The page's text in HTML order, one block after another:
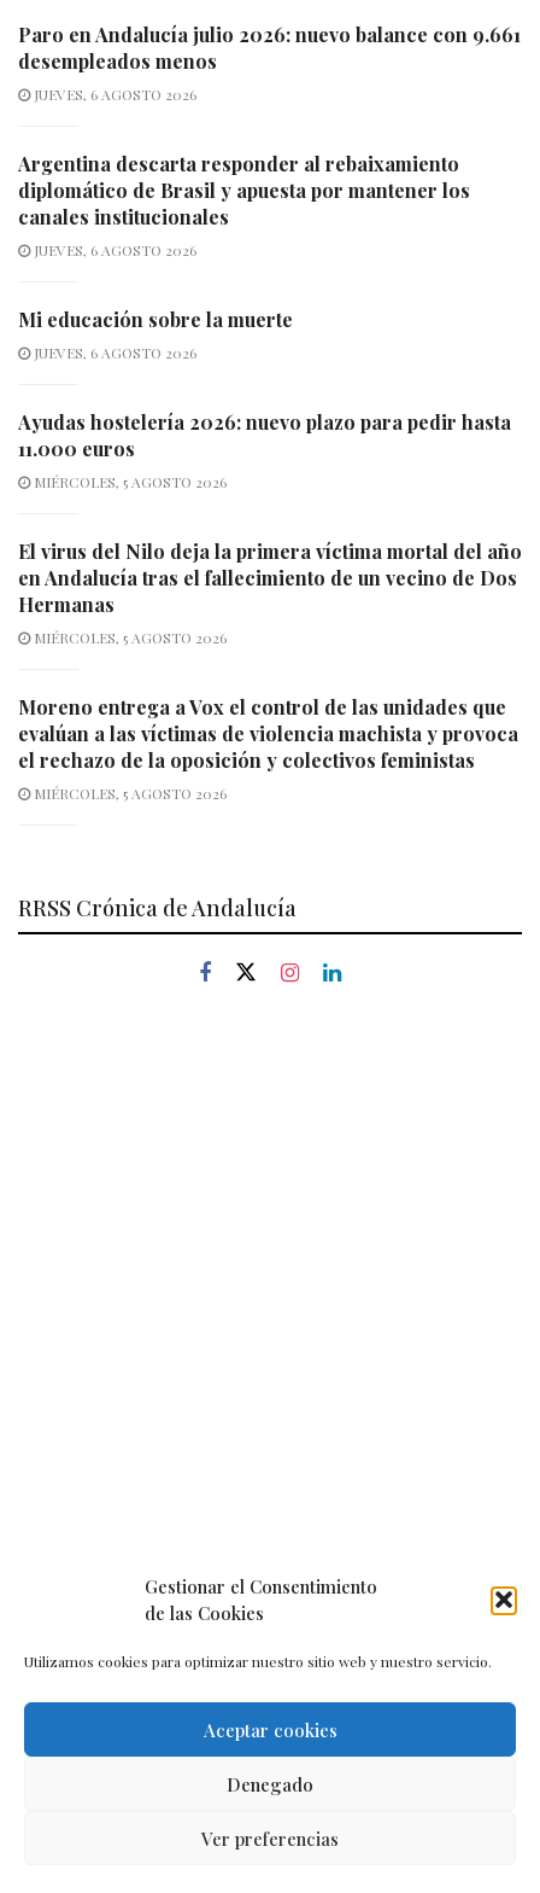
Gestionar el Consentimiento
de las Cookies
Utilizamos cookies para optimizar nuestro sitio web y nuestro servicio.
Aceptar cookies
Denegado
Ver preferencias
Paro en Andalucía julio 2026: nuevo balance con 9.661
desempleados menos
JUEVES, 6 AGOSTO 2026
Argentina descarta responder al rebaixamiento
diplomático de Brasil y apuesta por mantener los
canales institucionales
JUEVES, 6 AGOSTO 2026
Mi educación sobre la muerte
JUEVES, 6 AGOSTO 2026
Ayudas hostelería 2026: nuevo plazo para pedir hasta
11.000 euros
MIÉRCOLES, 5 AGOSTO 2026
El virus del Nilo deja la primera víctima mortal del año
en Andalucía tras el fallecimiento de un vecino de Dos
Hermanas
MIÉRCOLES, 5 AGOSTO 2026
Moreno entrega a Vox el control de las unidades que
evalúan a las víctimas de violencia machista y provoca
el rechazo de la oposición y colectivos feministas
MIÉRCOLES, 5 AGOSTO 2026
RRSS Crónica de Andalucía
Política de cookies